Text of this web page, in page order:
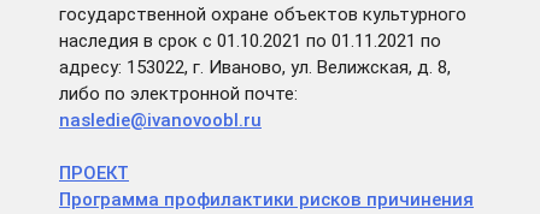
государственной охране объектов культурного
наследия в срок с 01.10.2021 по 01.11.2021 по
адресу: 153022, г. Иваново, ул. Велижская, д. 8,
либо по электронной почте:
nasledie@ivanovoobl.ru
ПРОЕКТ
Программа профилактики рисков причинения